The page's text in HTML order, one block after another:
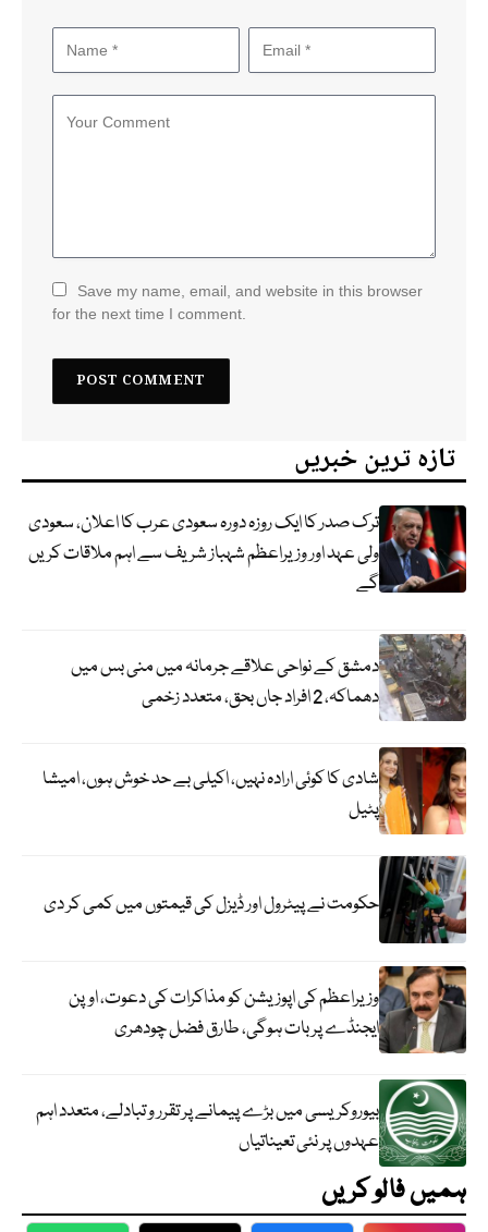
Save my name, email, and website in this browser
for the next time I comment.
تازہ ترین خبریں
ترک صدر کا ایک روزہ دورہ سعودی عرب کا اعلان، سعودی
ولی عہد اور وزیراعظم شہباز شریف سے اہم ملاقات کریں
گے
دمشق کے نواحی علاقے جرمانہ میں منی بس میں
دھماکہ، 2 افراد جاں بحق، متعدد زخمی
شادی کا کوئی ارادہ نہیں، اکیلی بے حد خوش ہوں، امیشا
پٹیل
حکومت نے پیٹرول اور ڈیزل کی قیمتوں میں کمی کر دی
وزیراعظم کی اپوزیشن کو مذاکرات کی دعوت، اوپن
ایجنڈے پر بات ہوگی، طارق فضل چودھری
بیوروکریسی میں بڑے پیمانے پر تقرر و تبادلے، متعدد اہم
عہدوں پر نئی تعیناتیاں
ہمیں فالو کریں